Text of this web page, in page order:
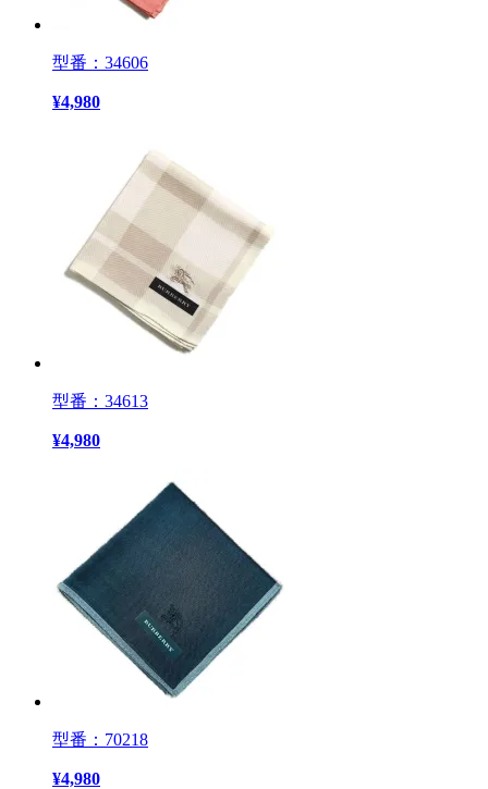
型番：34606
¥4,980
型番：34613
¥4,980
型番：70218
¥4,980